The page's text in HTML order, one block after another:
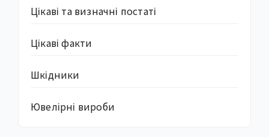
Цікаві та визначні постаті
Цікаві факти
Шкідники
Ювелірні вироби